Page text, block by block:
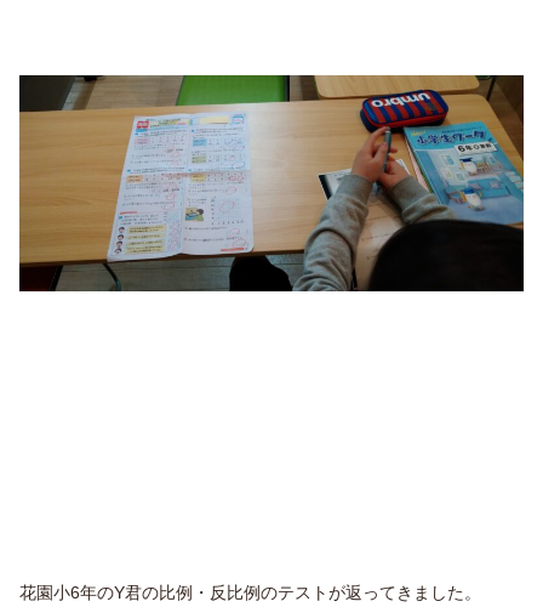
花園小6年のY君の比例・反比例のテストが返ってきました。